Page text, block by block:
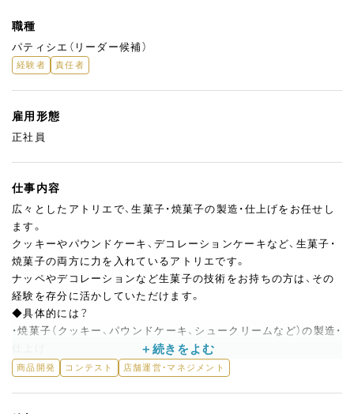
職種
パティシエ（リーダー候補）
経験者 責任者
雇用形態
正社員
仕事内容
広々としたアトリエで、生菓子・焼菓子の製造・仕上げをお任せし
ます。
クッキーやパウンドケーキ、デコレーションケーキなど、生菓子・
焼菓子の両方に力を入れているアトリエです。
ナッペやデコレーションなど生菓子の技術をお持ちの方は、その
経験を存分に活かしていただけます。
◆具体的には？
・焼菓子（クッキー、パウンドケーキ、シュークリームなど）の製造・
・生菓子の製造・デコレーション（経験・スキルに応じて）
商品開発 コンテスト 店舗運営・マネジメント